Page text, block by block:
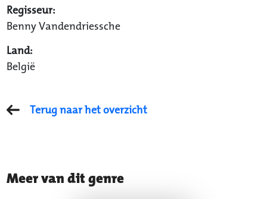
Regisseur:
Benny Vandendriessche
Land:
België
Terug naar het overzicht
Meer van dit genre